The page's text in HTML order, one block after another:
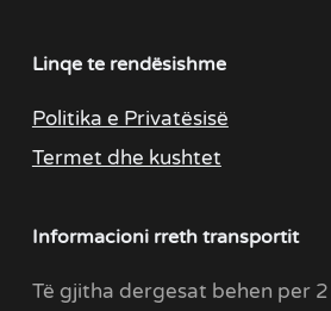
Linqe te rendësishme
Politika e Privatësisë
Termet dhe kushtet
Informacioni rreth transportit
Të gjitha dergesat behen per